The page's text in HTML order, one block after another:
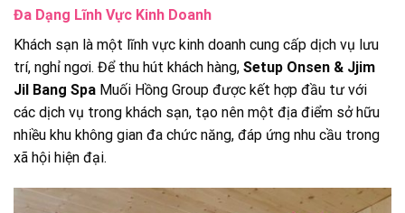
Đa Dạng Lĩnh Vực Kinh Doanh
Khách sạn là một lĩnh vực kinh doanh cung cấp dịch vụ lưu
trí, nghỉ ngơi. Để thu hút khách hàng, Setup Onsen & Jjim
Jil Bang Spa Muối Hồng Group được kết hợp đầu tư với
các dịch vụ trong khách sạn, tạo nên một địa điểm sở hữu
nhiều khu không gian đa chức năng, đáp ứng nhu cầu trong
xã hội hiện đại.